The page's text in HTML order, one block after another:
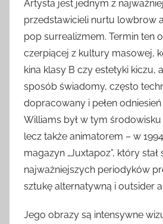
Artysta jest jednym z
przedstawicieli nurtu lowbrow
pop surrealizmem. Termin ten
czerpiącej z kultury masowej,
kina klasy B czy estetyki kiczu,
sposób świadomy, często
dopracowany i pełen
Williams był w tym
lecz także animatorem – w
magazyn „Juxtapoz”, który
najważniejszych periodyków
sztukę alternatywną i outsider
Jego obrazy są intensywne